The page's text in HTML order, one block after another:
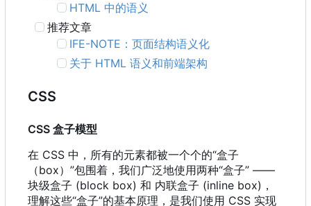
HTML 中的语义
推荐文章
IFE-NOTE ：页面结构语义化
关于 HTML 语义和前端架构
CSS
CSS 盒子模型
在 CSS 中 ， 所有的元素都被一个个的“盒子
（box） ”包围着 ， 我们广泛地使用两种“盒子” ——
块级盒子 (block box) 和 内联盒子 (inline box)，
理解这些“盒子”的基本原理，是我们使用 CSS 实现